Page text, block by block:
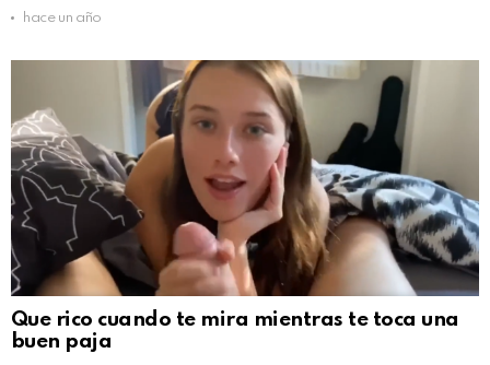
hace un año
Que rico cuando te mira mientras te toca una
buen paja